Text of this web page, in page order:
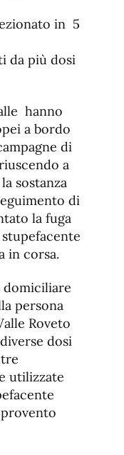
in 5
da più dosi
hanno
a bordo
di
a
sostanza
di
la fuga
in corsa.
domiciliare
persona
Roveto
dosi
utilizzate